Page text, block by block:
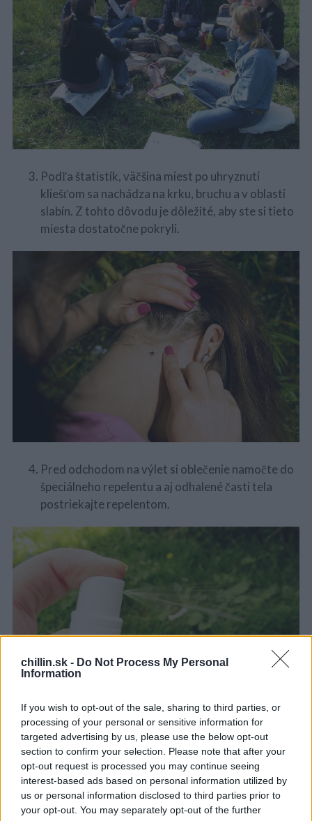
chillin.sk - Do Not Process My Personal
Information
If you wish to opt-out of the sale, sharing to third parties, or
processing of your personal or sensitive information for
targeted advertising by us, please use the below opt-out
section to confirm your selection. Please note that after your
opt-out request is processed you may continue seeing
interest-based ads based on personal information utilized by
us or personal information disclosed to third parties prior to
your opt-out. You may separately opt-out of the further
Podľa štatistík, väčšina miest po uhryznutí
kliešťom sa nachádza na krku, bruchu a v oblasti
slabín. Z tohto dôvodu je dôležité, aby ste si tieto
miesta dostatočne pokryli.
Pred odchodom na výlet si oblečenie namočte do
špeciálneho repelentu a aj odhalené časti tela
postriekajte repelentom.
Existujú aj špeciálne obleky, ktoré plnia ochrannú
funkciu.
a
f
r